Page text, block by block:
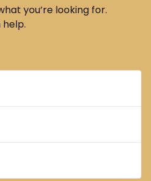
you’re looking for.